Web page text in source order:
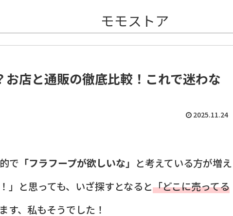
モモストア
お店と通販の徹底比較！これで迷わな
2025.11.24
で 「フラフープが欲しいな」 と考えている方が増え
」と思っても、いざ探すとなると「どこに売ってる
す、私もそうでした！